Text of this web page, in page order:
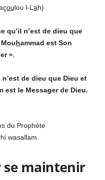
oulou l-L ah)
qu’il n’est de dieu que
hammad est Son
»
de dieu que Dieu et
est le Messager de Dieu.
du Prophète
wasallam.
maintenir